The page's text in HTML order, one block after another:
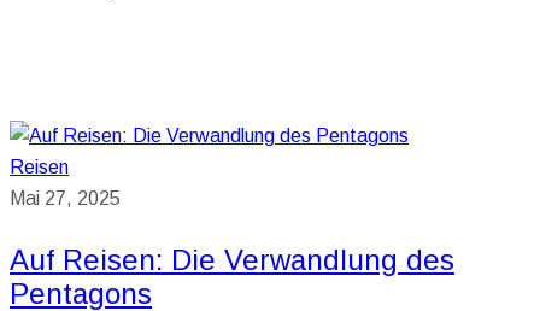
Reisen
Mai 27, 2025
Auf Reisen: Die Verwandlung des
Pentagons